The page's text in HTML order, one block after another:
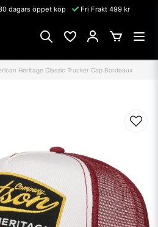
dagars öppet köp Fri Frakt 499 kr
Heritage Classic Trucker Cap Bordeaux